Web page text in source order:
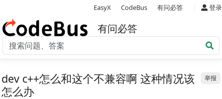
EasyX CodeBus 有问必答 登录
有问必答
举报
dev c++怎么和这个不兼容啊 这种情况该
怎么办